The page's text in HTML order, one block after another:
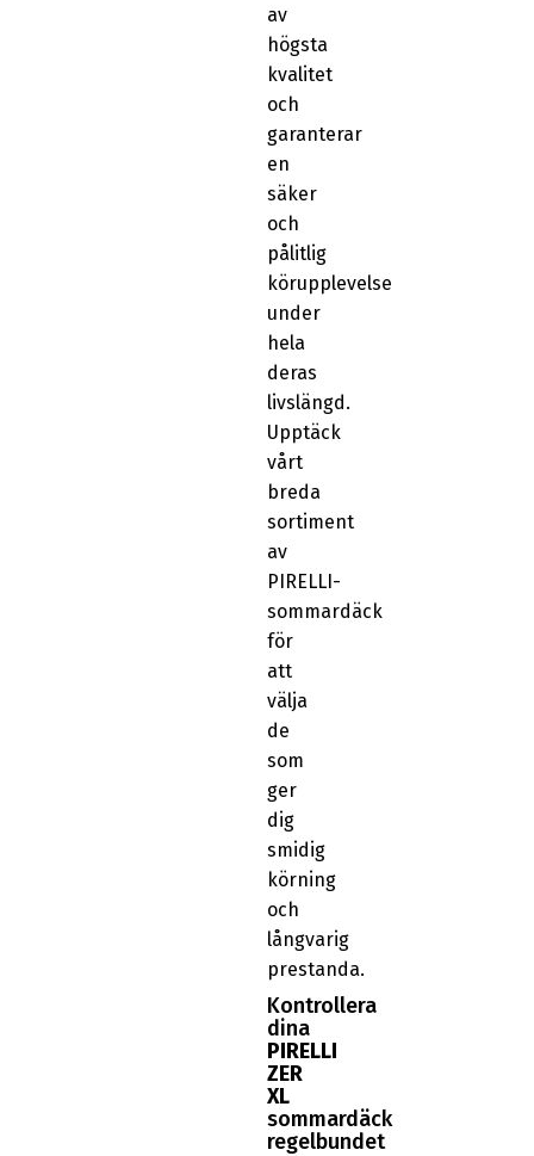
av
högsta
kvalitet
och
garanterar
en
säker
och
pålitlig
körupplevelse
under
hela
deras
livslängd.
Upptäck
vårt
breda
sortiment
av
PIRELLI-
sommardäck
för
att
välja
de
som
ger
dig
smidig
körning
och
långvarig
prestanda.
Kontrollera
dina
PIRELLI
ZER
XL
sommardäck
regelbundet